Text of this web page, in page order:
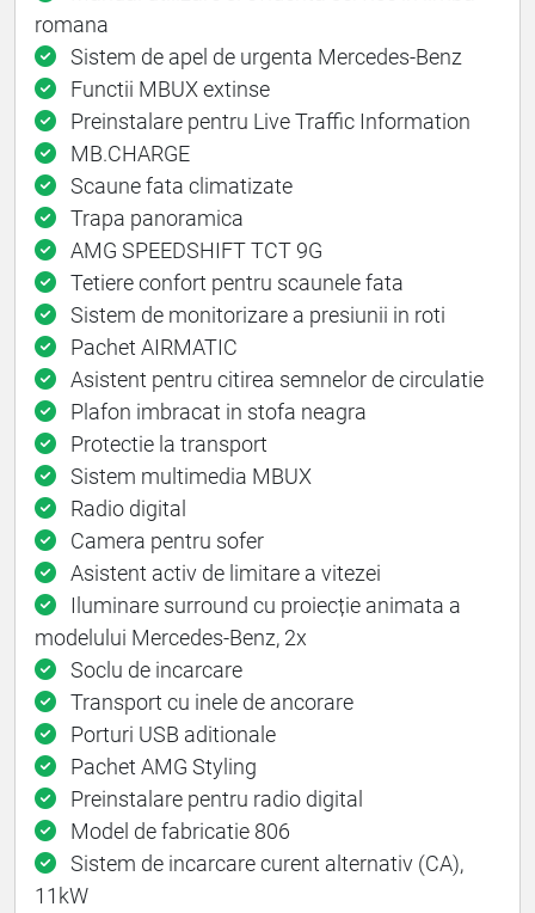
romana
Sistem de apel de urgenta Mercedes-Benz
Functii MBUX extinse
Preinstalare pentru Live Traffic Information
MB.CHARGE
Scaune fata climatizate
Trapa panoramica
AMG SPEEDSHIFT TCT 9G
Tetiere confort pentru scaunele fata
Sistem de monitorizare a presiunii in roti
Pachet AIRMATIC
Asistent pentru citirea semnelor de circulatie
Plafon imbracat in stofa neagra
Protectie la transport
Sistem multimedia MBUX
Radio digital
Camera pentru sofer
Asistent activ de limitare a vitezei
Iluminare surround cu proiecție animata a
modelului Mercedes-Benz, 2x
Soclu de incarcare
Transport cu inele de ancorare
Porturi USB aditionale
Pachet AMG Styling
Preinstalare pentru radio digital
Model de fabricatie 806
Sistem de incarcare curent alternativ (CA),
11kW